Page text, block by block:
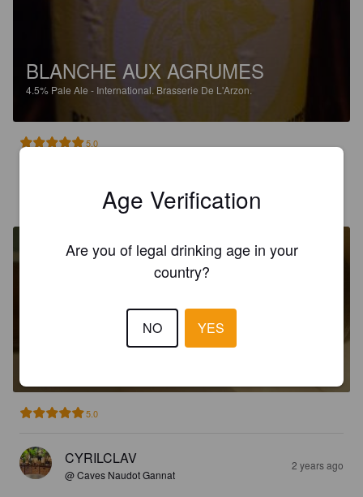
BLANCHE AUX AGRUMES
4.5% Pale Ale - International.Brasserie De L'Arzon.
5.0
REMI L
FORBIDDEN FRUIT
5.0
CYRILCLAV
@ Caves Naudot Gannat
2 years ago
Age Verification
Are you of legal drinking age in your
country?
NO YES